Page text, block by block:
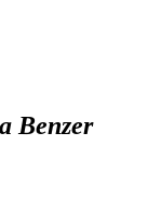
Benzer